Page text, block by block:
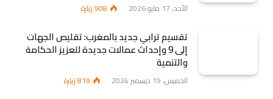
الأحد، 17 مايو 2026 908زيارة
تقسيم ترابي جديد بالمغرب: تقليص الجهات
إلى 9 وإحداث عمالات جديدة لتعزيز الحكامة
والتنمية
الخميس، 19 ديسمبر 2024 819زيارة